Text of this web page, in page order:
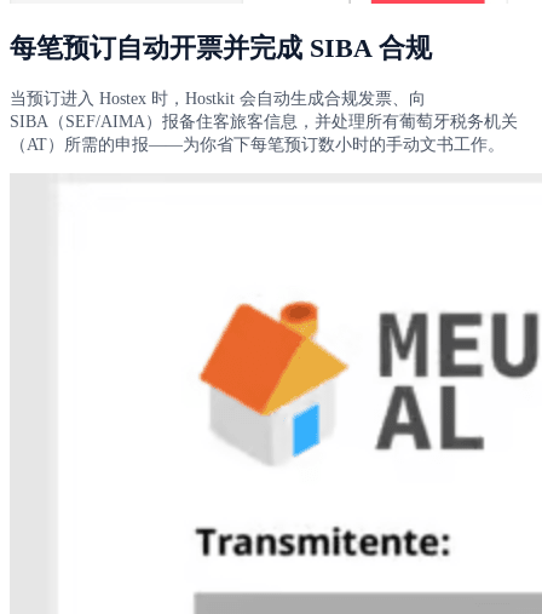
每笔预订自动开票并完成 SIBA 合规
当预订进入 Hostex 时，Hostkit 会自动生成合规发票、向
SIBA（SEF/AIMA）报备住客旅客信息，并处理所有葡萄牙税务机关
（AT）所需的申报——为你省下每笔预订数小时的手动文书工作。